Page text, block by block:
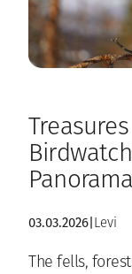
Panorama
03.03.2026 Levi
The fells,